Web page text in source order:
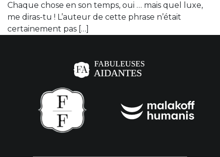
Chaque chose en son temps, oui … mais quel luxe,
me diras-tu ! L’auteur de cette phrase n’était
certainement pas […]